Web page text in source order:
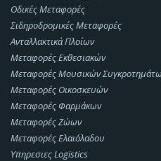
Οδικές Μεταφορές
Σιδηροδρομικές Μεταφορές
Ανταλλακτικά Πλοίων
Μεταφορές Εκθεσιακών
Μεταφορές Μουσικών
Μεταφορές Οικοσκευών
Μεταφορές Φαρμάκων
Μεταφορές Ζώων
Μεταφορές Ελαιόλαδου
Υπηρεσιες Logistics